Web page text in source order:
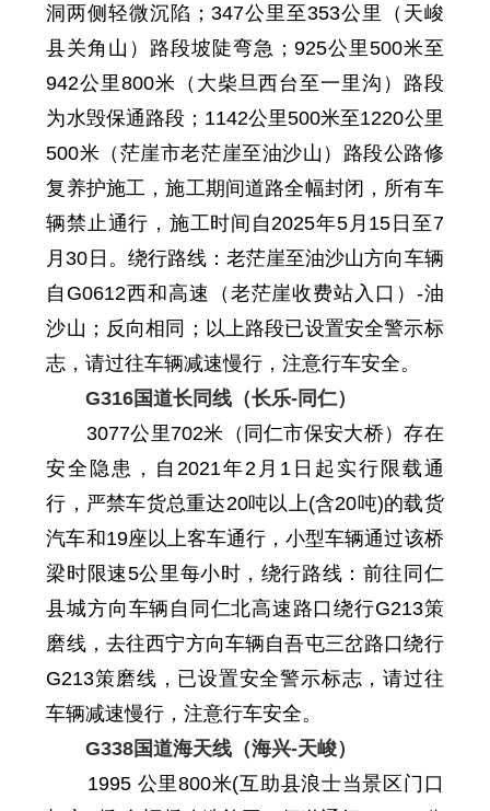
洞两侧轻微沉陷 ；347公里至353公里（天峻
县关角山）路段坡陡弯急 ； 925公里500米至
942公里800米（ 大柴旦西台至一里沟）路段
为水毁保通路段； 1142公里500米至1220公里
500米 （茫崖市老茫崖至油沙山）路段公路修
复养护施工，施工期间道路全幅封闭，所有车
辆禁止通行，施工时间自 2025年5月15日至7
月30日。 绕行路线：老茫崖至油沙山方向车辆
自G0612西和高速（老茫崖收费站入口）-油
沙山；反向相同 ； 以上路段已设置安全警示标
志，请过往车辆减速慢行，注意行车安全。
G316国道长同线（长乐-同仁）
3077公里702米（ 同仁市保安大桥）存在
安全隐患，自2021年2月1日起实行限载通
行，严禁车货总重达20吨以上(含20吨)的载货
汽车和19座以上客车通行，小型车辆通过该桥
梁时限速5公里每小时，绕行路线： 前往同仁
县城方向车辆 自 同仁北高速路口绕行G213策
磨线，去往西宁方向车辆自吾屯三岔路口绕行
G213策磨线 ， 已设置安全警示标志，请过往
车辆减速慢行，注意行车安全。
G338国道海天线（海兴-天峻）
1995公里800米(互助县浪士当景区门口